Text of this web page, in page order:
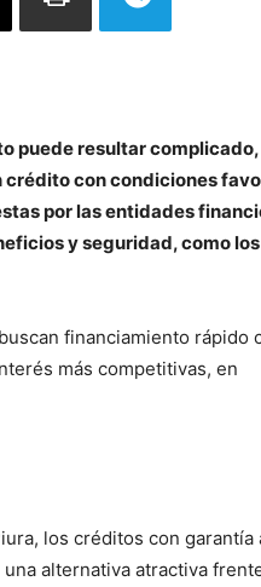
puede resultar complicado,
crédito con condiciones
por las entidades
y seguridad, como los
financiamiento rápido
más competitivas, en
los créditos con garantía
alternativa atractiva